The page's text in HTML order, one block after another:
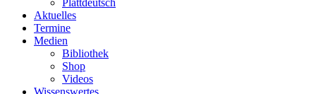
Aktuelles
Termine
Medien
Bibliothek
Shop
Videos
Wissenswertes